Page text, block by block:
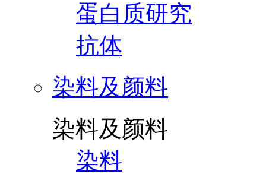
蛋白质研究
抗体
染料及颜料
染料及颜料
染料